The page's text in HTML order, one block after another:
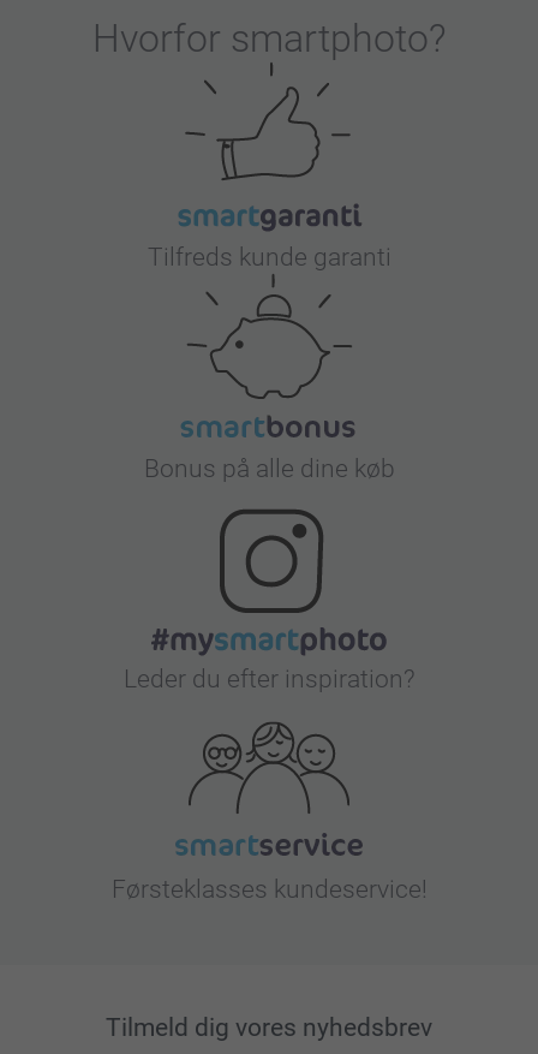
Hvorfor smartphoto?
Tilfreds kunde garanti
Bonus på alle dine køb
Leder du efter inspiration?
Førsteklasses kundeservice!
Tilmeld dig vores nyhedsbrev